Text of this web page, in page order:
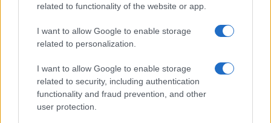
related to functionality of the website or app.
I want to allow Google to enable storage
related to personalization.
I want to allow Google to enable storage
related to security, including authentication
functionality and fraud prevention, and other
user protection.
της Ζωής μας
Οι άνθρωποι, οι αυθεντικές ιστορίες,
το ελληνικό καλοκαίρι και ένας